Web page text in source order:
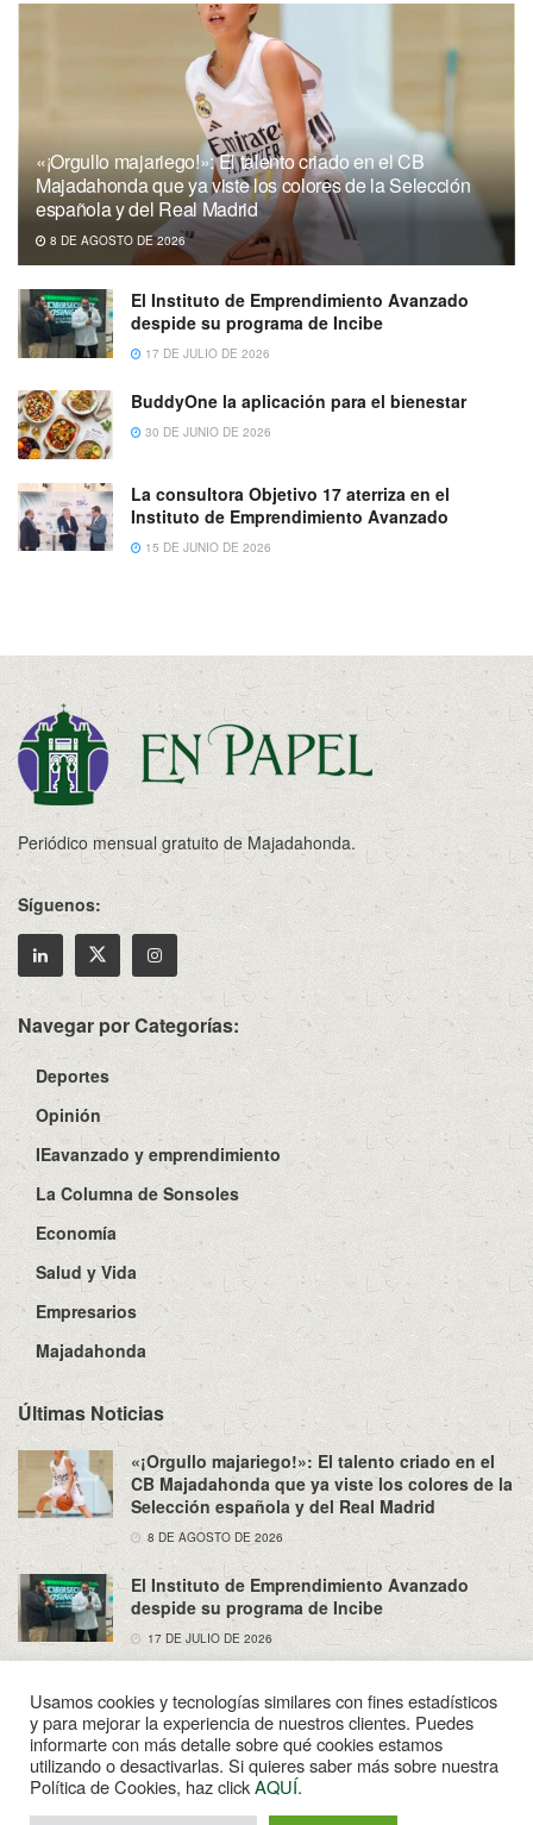
«¡Orgullo majariego!»: El talento criado en el CB
Majadahonda que ya viste los colores de la Selección
española y del Real Madrid
8 DE AGOSTO DE 2026
El Instituto de Emprendimiento Avanzado
despide su programa de Incibe
17 DE JULIO DE 2026
BuddyOne la aplicación para el bienestar
30 DE JUNIO DE 2026
La consultora Objetivo 17 aterriza en el
Instituto de Emprendimiento Avanzado
15 DE JUNIO DE 2026
Periódico mensual gratuito de Majadahonda.
Síguenos:
Navegar por Categorías:
Deportes
Opinión
IEavanzado y emprendimiento
La Columna de Sonsoles
Economía
Salud y Vida
Empresarios
Majadahonda
Últimas Noticias
«¡Orgullo majariego!»: El talento criado en el
CB Majadahonda que ya viste los colores de la
Selección española y del Real Madrid
8 DE AGOSTO DE 2026
El Instituto de Emprendimiento Avanzado
despide su programa de Incibe
17 DE JULIO DE 2026
Sobre Nosotros Política de Privacidad
Aviso Legal
Contacto
Usamos cookies y tecnologías similares con fines estadísticos
y para mejorar la experiencia de nuestros clientes. Puedes
informarte con más detalle sobre qué cookies estamos
utilizando o desactivarlas. Si quieres saber más sobre nuestra
Política de Cookies, haz clickAQUÍ.